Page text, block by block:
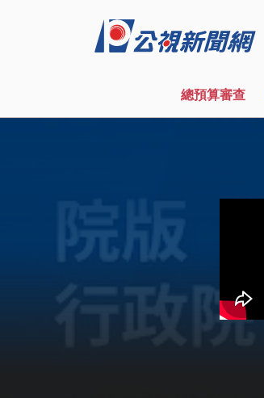
總預算審查